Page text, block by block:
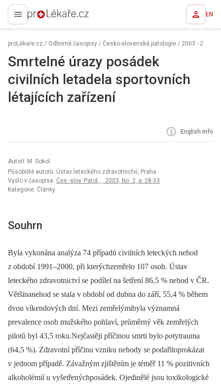
proLékaře.cz EN
proLékaře.cz / Odborné časopisy / Česko-slovenská patologie / 2003 - 2
Smrtelné úrazy posádek
civilních letadela sportovních
létajících zařízení
English info
Autoři: M. Sokol
Působiště autorů: Ústav leteckého zdravotnictví, Praha
Vyšlo v časopise: Čes.-slov. Patol., , 2003, No. 2, p. 28-33
Kategorie: Články
Souhrn
Byla vykonána analýza 74 případů civilních leteckých nehod
z období 1991–2000, při kterýchzemřelo 107 osob. Ústav
leteckého zdravotnictví se podílel na šetření 86,5 % nehod v ČR.
Většinanehod se stala v období od dubna do září, 55,4 % během
dvou víkendových dní. Mezi zemřelýmibyla významná
prevalence osob mužského pohlaví, průměrný věk zemřelých
pilotů byl 43,5 roku.Nejčastěji příčinou smrti bylo potytrauma
(64,5 %). Zdravotní příčinu vzniku nehody se podařiloprokázat
v jednom případě. Závažným zjištěním je téměř 11 % pozitivních
alkoholémií u vyšetřenýchposádek. Ojedinělé jsou toxikologické